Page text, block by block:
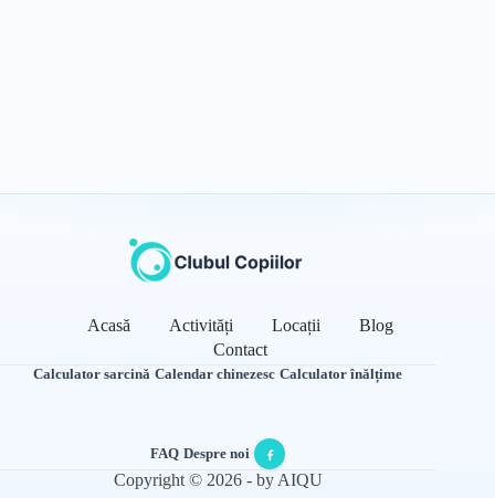
Acasă Activități Locații
Blog
Contact
Calculator sarcină·Calendar chinezesc·Calculator înălțime
FAQ·Despre noi·
Copyright © 2026 - by AIQU